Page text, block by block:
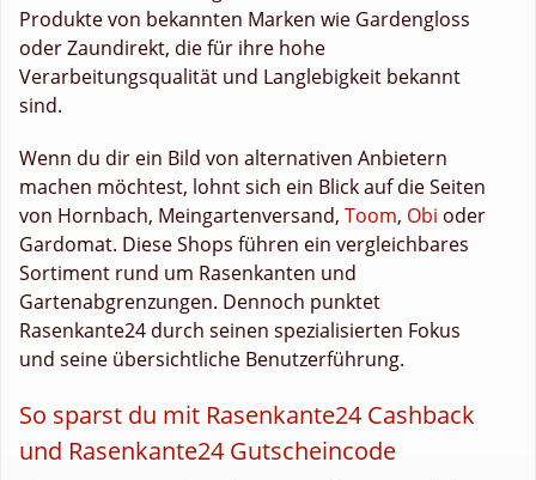
Produkte von bekannten Marken wie Gardengloss
oder Zaundirekt, die für ihre hohe
Verarbeitungsqualität und Langlebigkeit bekannt
sind.
Wenn du dir ein Bild von alternativen Anbietern
machen möchtest, lohnt sich ein Blick auf die Seiten
von Hornbach, Meingartenversand, Toom, Obi oder
Gardomat. Diese Shops führen ein vergleichbares
Sortiment rund um Rasenkanten und
Gartenabgrenzungen. Dennoch punktet
Rasenkante24 durch seinen spezialisierten Fokus
und seine übersichtliche Benutzerführung.
So sparst du mit Rasenkante24 Cashback
und Rasenkante24 Gutscheincode